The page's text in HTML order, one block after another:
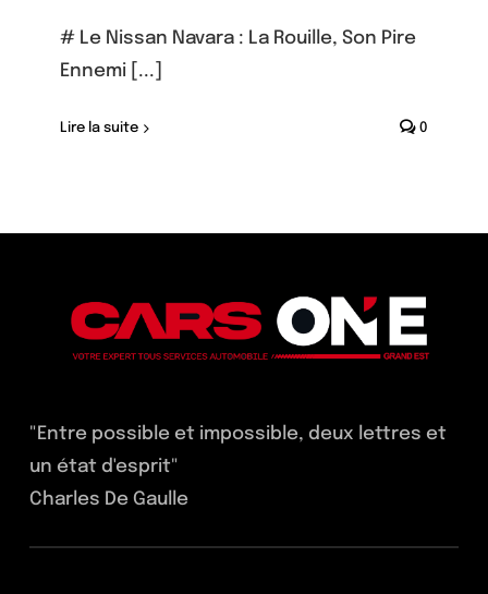
# Le Nissan Navara : La Rouille, Son Pire
Ennemi [...]
Lire la suite 0
"Entre possible et impossible, deux lettres et
un état d'esprit"
Charles De Gaulle